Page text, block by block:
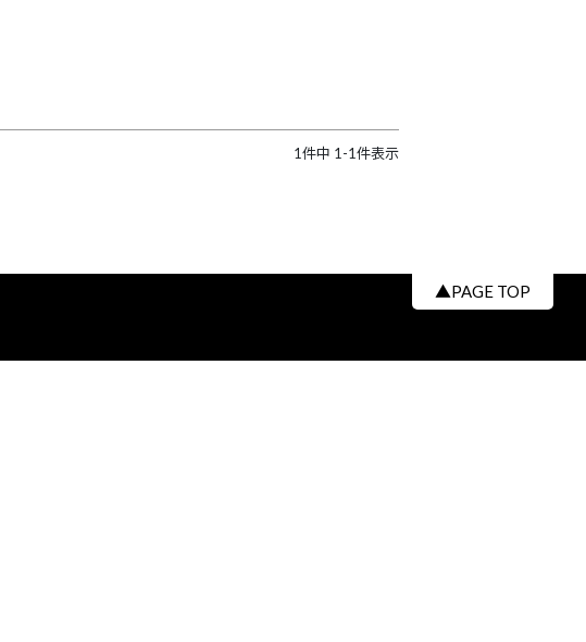
1件中 1 -1件表示
▲PAGE TOP